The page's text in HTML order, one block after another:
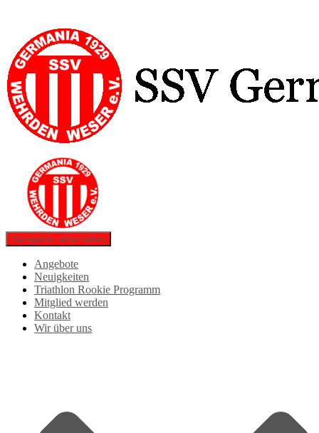
Navigation umschalten
Angebote
Neuigkeiten
Triathlon Rookie Programm
Mitglied werden
Kontakt
Wir über uns